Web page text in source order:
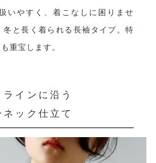
いやすく、着こなしに困りませ
冬と長く着られる長袖タイプ。特
重宝します。
ラインに沿う
ネック仕立て